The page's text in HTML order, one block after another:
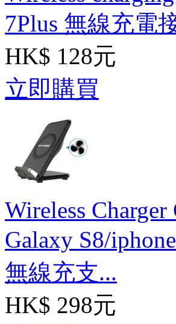
7Plus 無線充電
HK$ 128元
立即購買
Wireless
Galaxy S8/
無線充支...
HK$ 298元